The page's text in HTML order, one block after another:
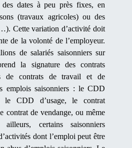
dates à peu près fixes, en
(travaux agricoles) ou des
Cette variation d’activité doit
de la volonté de l’employeur.
de salariés saisonniers sur
la signature des contrats
de contrats de travail et de
emplois saisonniers : le CDD
le CDD d’usage, le contrat
contrat de vendange, ou même
certains saisonniers
dont l’emploi peut être